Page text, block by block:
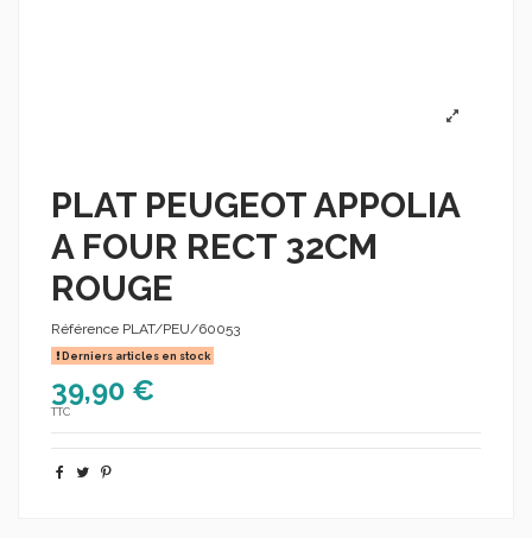
PLAT PEUGEOT APPOLIA
A FOUR RECT 32CM
ROUGE
Référence PLAT/PEU/60053
Derniers articles en stock
39,90 €
TTC